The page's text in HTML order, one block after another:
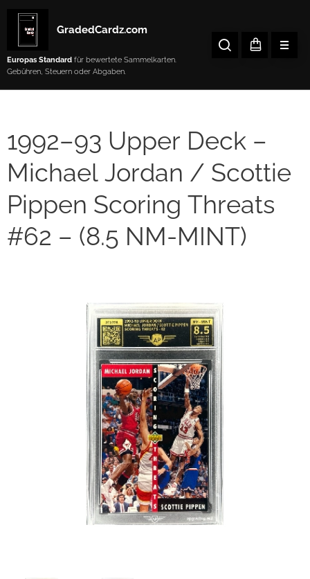
GradedCardz.com
Europas Standard für bewertete Sammelkarten.
Gebühren, Steuern oder Abgaben.
1992–93 Upper Deck –
Michael Jordan / Scottie
Pippen Scoring Threats
#62 – (8.5 NM-MINT)